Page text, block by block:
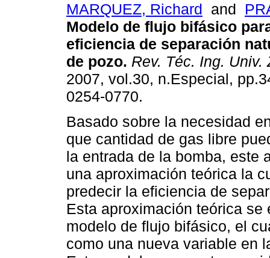
MARQUEZ, Richard and
Modelo de flujo bifásico
eficiencia de separación
de pozo. Rev. Téc. Ing. Univ.
2007, vol.30, n.Especial,
0254-0770.
Basado sobre la necesidad
que cantidad de gas libre
la entrada de la bomba, este
una aproximación teórica la
predecir la eficiencia de
Esta aproximación teórica se
modelo de flujo bifásico, el
como una nueva variable en